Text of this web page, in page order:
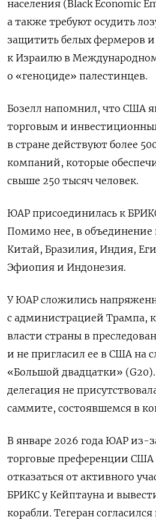
населения (Black Economic
а также требуют осудить
защитить белых фермеров и
к Израилю в
о «геноциде» палестинцев.
Бозелл напомнил, что США
торговым и
в стране действуют более
компаний, которые
свыше 250 тысяч человек.
ЮАР присоединилась к БРИКС
Помимо нее, в объединение
Китай, Бразилия, Индия,
Эфиопия и Индонезия.
У ЮАР сложились
с администрацией Трампа,
власти страны в
и не пригласил ее в США на
«Большой двадцатки»
делегация не
саммите, состоявшемся в
В январе 2026 года ЮАР из-
торговые преференции США
отказаться от активного
БРИКС у Кейптауна и
корабли. Тегеран